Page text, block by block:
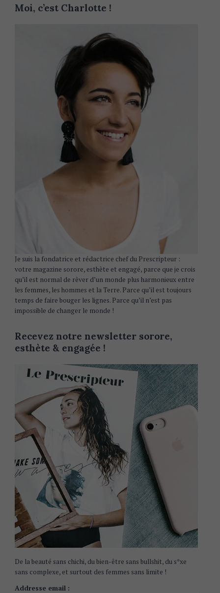
Moi, c’est Charlotte !
Je suis la fondatrice et rédactrice chef du Prescripteur :
votre magazine sorore, esthète et engagé, parce que je crois
qu’il est normal de rêver d’un monde plus harmonieux entre
les femmes, les hommes et la Terre. Parce qu’il est toujours
temps de faire bouger les lignes. Parce qu’il n’est pas
impossible de changer le monde !
Recevez notre newsletter sorore,
esthète & engagée !
De la beauté sans chichi, du bien-être sans bullshit, du s*xe
sans complexe, et surtout des femmes sans limite !
Addresse email :